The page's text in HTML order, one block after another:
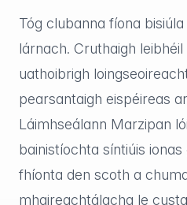
Tóg clubanna fíona
lárnach. Cruthaigh
uathoibrigh
pearsantaigh eispéireas
Láimhseálann Marzipan
bainistíochta síntiúis
fhíonta den scoth a
mhaireachtálacha le